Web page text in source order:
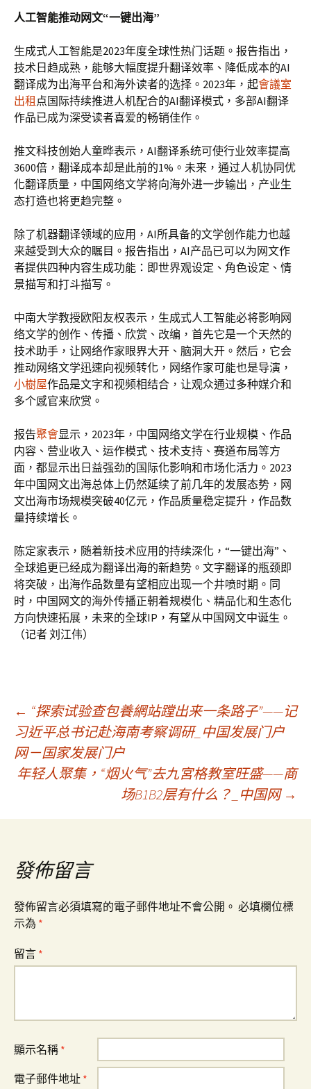
人工智能推动网文“一键出海”
生成式人工智能是2023年度全球性热门话题。报告指出，
技术日趋成熟，能够大幅度提升翻译效率、降低成本的AI
翻译成为出海平台和海外读者的选择。2023年，起會議室
出租 点国际持续推进人机配合的AI翻译模式，多部AI翻译
作品已成为深受读者喜爱的畅销佳作。
推文科技创始人童晔表示，AI翻译系统可使行业效率提高
3600倍，翻译成本却是此前的1%。未来，通过人机协同优
化翻译质量，中国网络文学将向海外进一步输出，产业生
态打造也将更趋完整。
除了机器翻译领域的应用，AI所具备的文学创作能力也越
来越受到大众的瞩目。报告指出，AI产品已可以为网文作
者提供四种内容生成功能：即世界观设定、角色设定、情
景描写和打斗描写。
中南大学教授欧阳友权表示，生成式人工智能必将影响网
络文学的创作、传播、欣赏、改编，首先它是一个天然的
技术助手，让网络作家眼界大开、脑洞大开。然后，它会
推动网络文学迅速向视频转化，网络作家可能也是导演，
小樹屋作品是文字和视频相结合，让观众通过多种媒介和
多个感官来欣赏。
报告聚會显示，2023年，中国网络文学在行业规模、作品
内容、营业收入、运作模式、技术支持、赛道布局等方
面，都显示出日益强劲的国际化影响和市场化活力。2023
年中国网文出海总体上仍然延续了前几年的发展态势，网
文出海市场规模突破40亿元，作品质量稳定提升，作品数
量持续增长。
陈定家表示，随着新技术应用的持续深化，“一键出海”、
全球追更已经成为翻译出海的新趋势。文字翻译的瓶颈即
将突破，出海作品数量有望相应出现一个井喷时期。同
时，中国网文的海外传播正朝着规模化、精品化和生态化
方向快速拓展，未来的全球IP，有望从中国网文中诞生。
（记者 刘江伟）
文
章
導
覽
← “探索试验查包養網站蹚出来一条路子”——记
习近平总书记赴海南考察调研_中国发展门户
网－国家发展门户
年轻人聚集，“烟火气”去九宮格教室旺盛——商
场B1B2层有什么？_中国网 →
發佈留言
發佈留言必須填寫的電子郵件地址不會公開。 必填欄位標
示為 *
留言 *
顯示名稱 *
電子郵件地址 *